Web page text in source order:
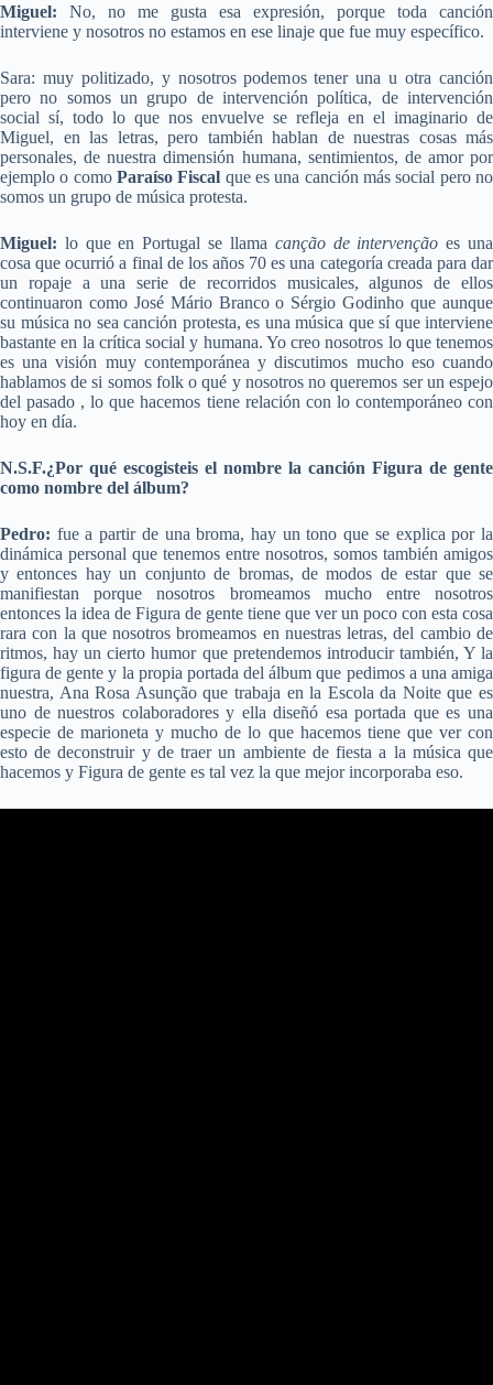
Miguel: No, no me gusta esa expresión, porque toda canción
interviene y nosotros no estamos en ese linaje que fue muy específico.
Sara: muy politizado, y nosotros podemos tener una u otra canción
pero no somos un grupo de intervención política, de intervención
social sí, todo lo que nos envuelve se refleja en el imaginario de
Miguel, en las letras, pero también hablan de nuestras cosas más
personales, de nuestra dimensión humana, sentimientos, de amor por
ejemplo o como Paraíso Fiscal que es una canción más social pero no
somos un grupo de música protesta.
Miguel: lo que en Portugal se llama canção de intervenção es una
cosa que ocurrió a final de los años 70 es una categoría creada para dar
un ropaje a una serie de recorridos musicales, algunos de ellos
continuaron como José Mário Branco o Sérgio Godinho que aunque
su música no sea canción protesta, es una música que sí que interviene
bastante en la crítica social y humana. Yo creo nosotros lo que tenemos
es una visión muy contemporánea y discutimos mucho eso cuando
hablamos de si somos folk o qué y nosotros no queremos ser un espejo
del pasado , lo que hacemos tiene relación con lo contemporáneo con
hoy en día.
N.S.F.¿Por qué escogisteis el nombre la canción Figura de gente
como nombre del álbum?
Pedro: fue a partir de una broma, hay un tono que se explica por la
dinámica personal que tenemos entre nosotros, somos también amigos
y entonces hay un conjunto de bromas, de modos de estar que se
manifiestan porque nosotros bromeamos mucho entre nosotros
entonces la idea de Figura de gente tiene que ver un poco con esta cosa
rara con la que nosotros bromeamos en nuestras letras, del cambio de
ritmos, hay un cierto humor que pretendemos introducir también, Y la
figura de gente y la propia portada del álbum que pedimos a una amiga
nuestra, Ana Rosa Asunção que trabaja en la Escola da Noite que es
uno de nuestros colaboradores y ella diseñó esa portada que es una
especie de marioneta y mucho de lo que hacemos tiene que ver con
esto de deconstruir y de traer un ambiente de fiesta a la música que
hacemos y Figura de gente es tal vez la que mejor incorporaba eso.